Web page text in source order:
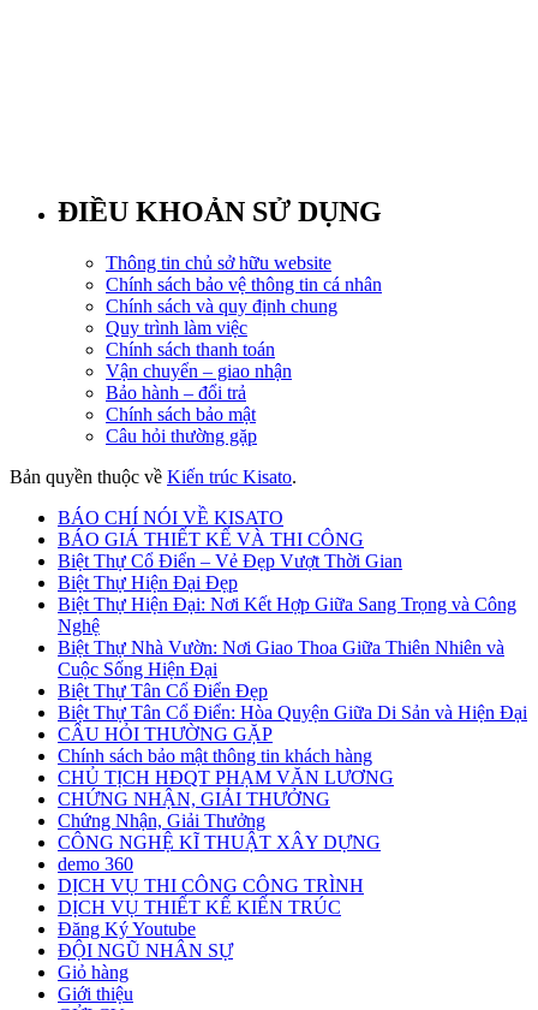
ĐIỀU KHOẢN SỬ DỤNG
Thông tin chủ sở hữu website
Chính sách bảo vệ thông tin cá nhân
Chính sách và quy định chung
Quy trình làm việc
Chính sách thanh toán
Vận chuyển – giao nhận
Bảo hành – đổi trả
Chính sách bảo mật
Câu hỏi thường gặp
Bản quyền thuộc về Kiến trúc Kisato.
BÁO CHÍ NÓI VỀ KISATO
BÁO GIÁ THIẾT KẾ VÀ THI CÔNG
Biệt Thự Cổ Điển – Vẻ Đẹp Vượt Thời Gian
Biệt Thự Hiện Đại Đẹp
Biệt Thự Hiện Đại: Nơi Kết Hợp Giữa Sang Trọng và Công
Nghệ
Biệt Thự Nhà Vườn: Nơi Giao Thoa Giữa Thiên Nhiên và
Cuộc Sống Hiện Đại
Biệt Thự Tân Cổ Điển Đẹp
Biệt Thự Tân Cổ Điển: Hòa Quyện Giữa Di Sản và Hiện Đại
CÂU HỎI THƯỜNG GẶP
Chính sách bảo mật thông tin khách hàng
CHỦ TỊCH HĐQT PHẠM VĂN LƯƠNG
CHỨNG NHẬN, GIẢI THƯỞNG
Chứng Nhận, Giải Thưởng
CÔNG NGHỆ KĨ THUẬT XÂY DỰNG
demo 360
DỊCH VỤ THI CÔNG CÔNG TRÌNH
DỊCH VỤ THIẾT KẾ KIẾN TRÚC
Đăng Ký Youtube
ĐỘI NGŨ NHÂN SỰ
Giỏ hàng
Giới thiệu